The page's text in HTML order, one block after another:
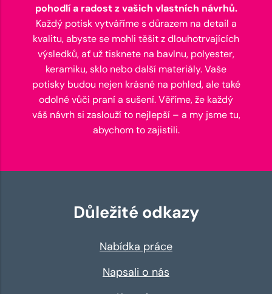
pohodlí a radost z vašich vlastních návrhů.
Každý potisk vytváříme s důrazem na detail a
kvalitu, abyste se mohli těšit z dlouhotrvajících
výsledků, ať už tisknete na bavlnu, polyester,
keramiku, sklo nebo další materiály. Vaše
potisky budou nejen krásné na pohled, ale také
odolné vůči praní a sušení. Věříme, že každý
váš návrh si zaslouží to nejlepší – a my jsme tu,
abychom to zajistili.
Důležité odkazy
Nabídka práce
Napsali o nás